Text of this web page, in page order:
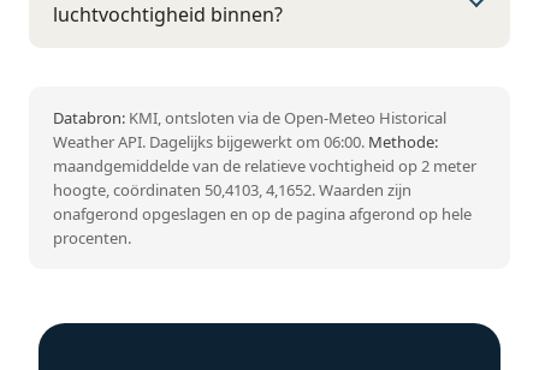
luchtvochtigheid binnen?
Databron: KMI, ontsloten via de Open-Meteo Historical
Weather API. Dagelijks bijgewerkt om 06:00. Methode:
maandgemiddelde van de relatieve vochtigheid op 2 meter
hoogte, coördinaten 50,4103, 4,1652. Waarden zijn
onafgerond opgeslagen en op de pagina afgerond op hele
procenten.